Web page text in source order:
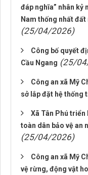
đáp nghĩa” nhân kỷ
Nam thống nhất
(25/04/2026)
Công bố quyết
Cầu Ngang (25/
Công an xã Mỹ
sở lắp đặt hệ thống
Xã Tân Phú
toàn dân bảo vệ an
(25/04/2026)
Công an xã Mỹ
vệ rừng, động vật